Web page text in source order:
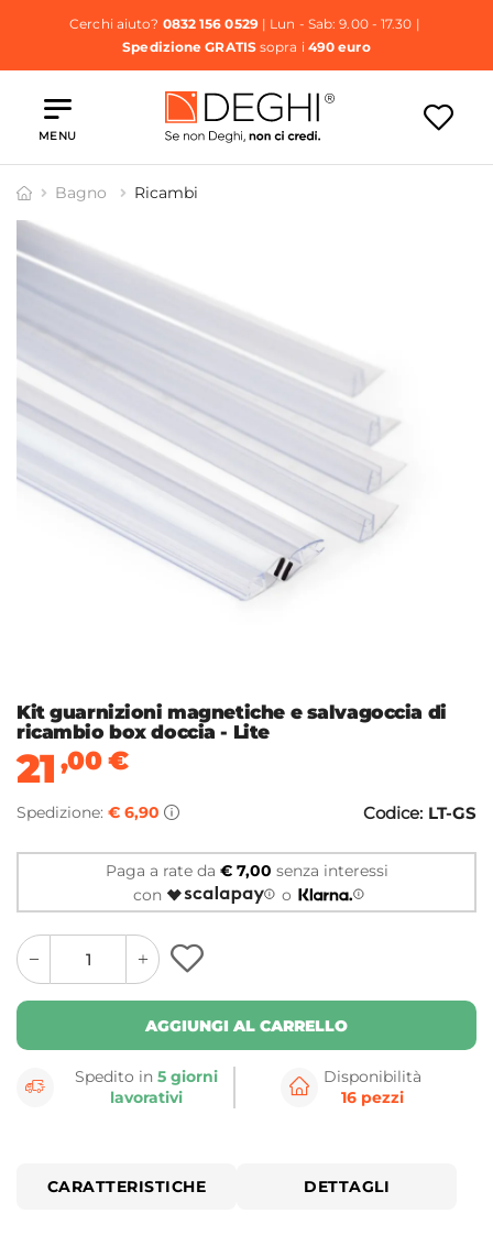
Cerchi aiuto? 0832 156 0529| Lun - Sab: 9.00 - 17.30 |
Spedizione GRATISsopra i 490 euro
MENU
Bagno Ricambi
Kit guarnizioni magnetiche e salvagoccia di
ricambio box doccia - Lite
21,00€
Spedizione: € 6,90 Codice: LT-GS
Paga a rate da € 7,00 senza interessi
con
o
quantity
button
quantity
minus
button
AGGIUNGI AL CARRELLO
Spedito in5 giorni
lavorativi
Disponibilità
16 pezzi
CARATTERISTICHE DETTAGLI